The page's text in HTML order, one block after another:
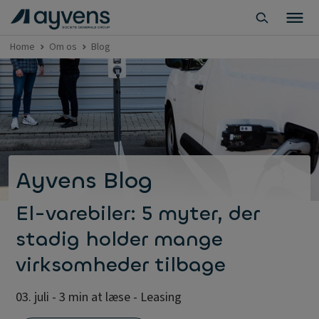
Home Om os Blog
Ayvens Blog
El-varebiler: 5 myter, der
stadig holder mange
virksomheder tilbage
03. juli - 3 min at læse - Leasing